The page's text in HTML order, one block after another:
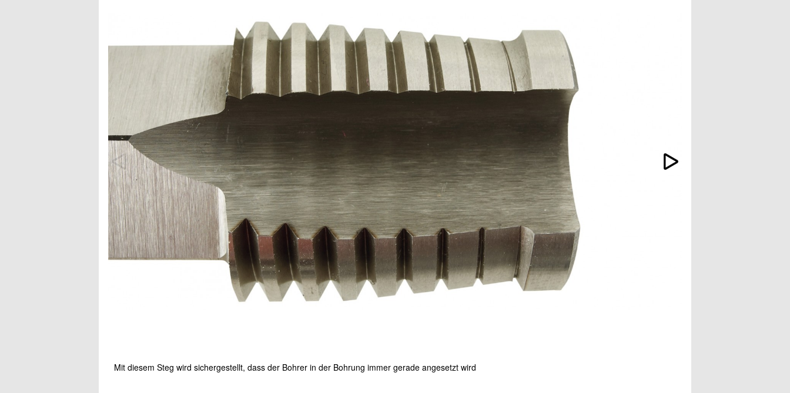
Mit diesem Steg wird sichergestellt, dass der Bohrer in der Bohrung immer gerade angesetzt wird